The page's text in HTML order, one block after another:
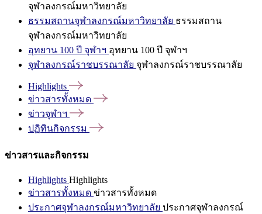
จุฬาลงกรณ์มหาวิทยาลัย
ธรรมสถานจุฬาลงกรณ์มหาวิทยาลัย ธรรมสถาน
จุฬาลงกรณ์มหาวิทยาลัย
อุทยาน 100 ปี จุฬาฯ อุทยาน 100 ปี จุฬาฯ
จุฬาลงกรณ์ราชบรรณาลัย จุฬาลงกรณ์ราชบรรณาลัย
Highlights
ข่าวสารทั้งหมด
ข่าวจุฬาฯ
ปฏิทินกิจกรรม
ข่าวสารและกิจกรรม
Highlights Highlights
ข่าวสารทั้งหมด ข่าวสารทั้งหมด
ประกาศจุฬาลงกรณ์มหาวิทยาลัย ประกาศจุฬาลงกรณ์